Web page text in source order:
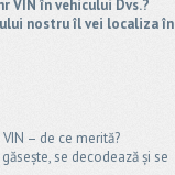
VIN în vehicului Dvs.?
nostru îl vei localiza în
– de ce merită?
se decodează și se